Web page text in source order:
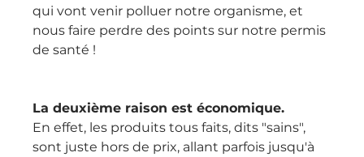
qui vont venir polluer notre organisme, et
nous faire perdre des points sur notre permis
de santé !
La deuxième raison est économique.
En effet, les produits tous faits, dits "sains",
sont juste hors de prix, allant parfois jusqu'à